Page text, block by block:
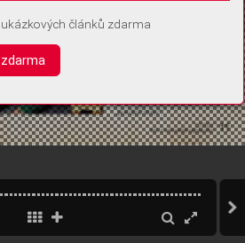
ukázkových článků zdarma